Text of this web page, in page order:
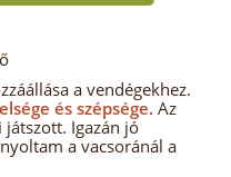
a vendégekhez.
és szépsége. Az
Igazán jó
a vacsoránál a